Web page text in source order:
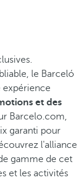
le Barceló
expérience
et des
Barcelo.com,
garanti pour
l'alliance
gamme de cet
et les activités